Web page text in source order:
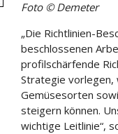
Foto © Demeter
„Die Richtlinien-
beschlossenen
profilschärfende
Strategie vorlegen,
Gemüsesorten
steigern können.
wichtige Leitlinie“,